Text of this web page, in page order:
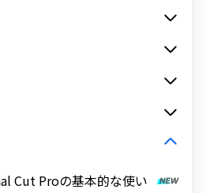
Cut Proの基本的な使い